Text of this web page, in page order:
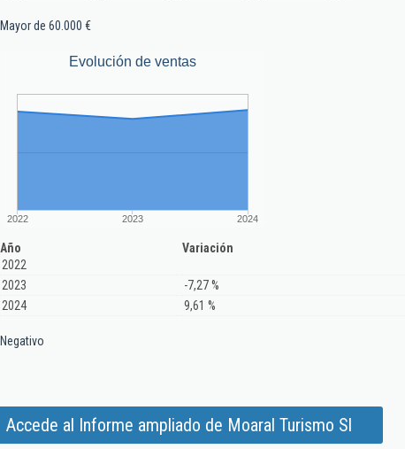
Mayor de 60.000 €
Evolución de ventas
2022 2023 2024
Año
Variación
2022
2023
-7,27 %
2024
9,61 %
Negativo
Accede al Informe ampliado de Moaral Turismo Sl